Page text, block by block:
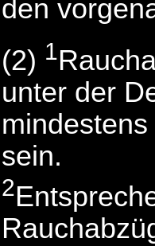
den
(2) 1
unter der
sein.
2